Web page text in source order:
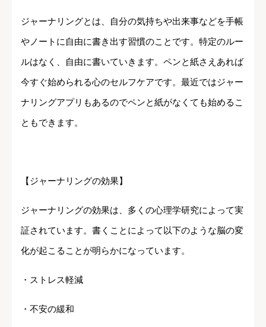
ジャーナリングとは、自分の気持ちや出来事などを手帳
やノートに自由に書き出す習慣のことです。特定のルー
ルはなく、自由に書いていきます。ペンと紙さえあれば
今すぐ始められる心のセルフケアです。最近ではジャー
ナリングアプリもあるのでペンと紙がなくても始めるこ
ともできます。
【ジャーナリングの効果】
ジャーナリングの効果は、多くの心理学研究によって実
証されています。書くことによって以下のような脳の変
化が起こることが明らかになっています。
・ストレス軽減
・不安の緩和